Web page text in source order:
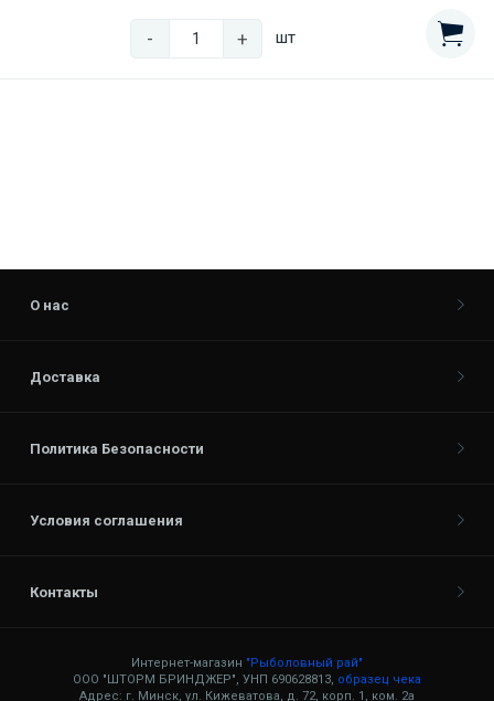
- + шт
О нас
Доставка
Политика Безопасности
Условия соглашения
Контакты
Интернет-магазин "Рыболовный рай"
ООО "ШТОРМ БРИНДЖЕР", УНП 690628813, образец чека
Адрес: г. Минск, ул. Кижеватова, д. 72, корп. 1, ком. 2а